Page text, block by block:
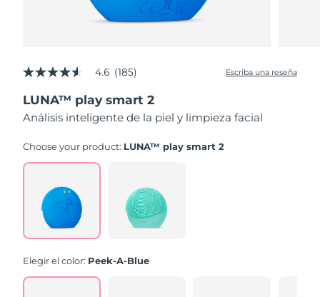
4.6
5
estrellas,
valor
de
Read
Reviews.
Enlace
misma
4.6 (185) Escriba una reseña
LUNA™ play smart 2
Análisis inteligente de la piel y limpieza facial
Choose your product: LUNA™ play smart 2
Elegir el color: Peek-A-Blue